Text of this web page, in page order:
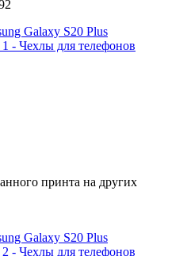
принта на других